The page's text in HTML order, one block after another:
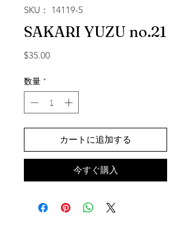
SKU： 14119-5
SAKARI YUZU no.21
$35.00価格
数量 *
カートに追加する
今すぐ購入